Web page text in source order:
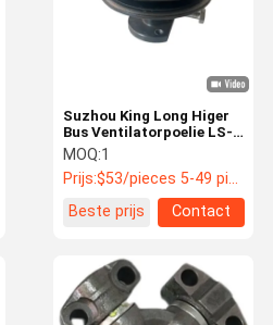
Suzhou King Long Higer
Bus Ventilatorpoelie LS-
0015 OEM Vervanging
MOQ:1
Prijs:$53/pieces 5-49 pieces
Beste prijs
Contact